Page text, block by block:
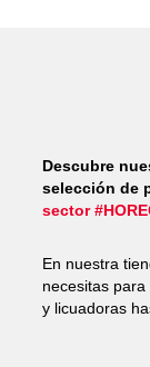
Descubre
selección de
sector
En nuestra
necesitas
y licuadoras